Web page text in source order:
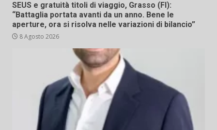
SEUS e gratuità titoli di viaggio, Grasso (FI):
“Battaglia portata avanti da un anno. Bene le
aperture, ora si risolva nelle variazioni di bilancio”
8 Agosto 2026